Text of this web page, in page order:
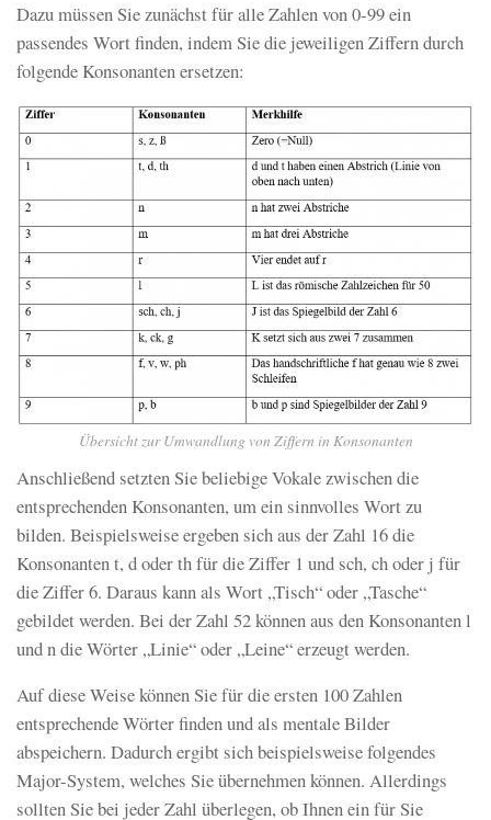
Dazu müssen Sie zunächst für alle Zahlen von 0-99 ein
passendes Wort finden, indem Sie die jeweiligen Ziffern durch
folgende Konsonanten ersetzen:
Übersicht zur Umwandlung von Ziffern in Konsonanten
Anschließend setzten Sie beliebige Vokale zwischen die
entsprechenden Konsonanten, um ein sinnvolles Wort zu
bilden. Beispielsweise ergeben sich aus der Zahl 16 die
Konsonanten t, d oder th für die Ziffer 1 und sch, ch oder j für
die Ziffer 6. Daraus kann als Wort „Tisch“ oder „Tasche“
gebildet werden. Bei der Zahl 52 können aus den Konsonanten l
und n die Wörter „Linie“ oder „Leine“ erzeugt werden.
Auf diese Weise können Sie für die ersten 100 Zahlen
entsprechende Wörter finden und als mentale Bilder
abspeichern. Dadurch ergibt sich beispielsweise folgendes
Major-System, welches Sie übernehmen können. Allerdings
sollten Sie bei jeder Zahl überlegen, ob Ihnen ein für Sie